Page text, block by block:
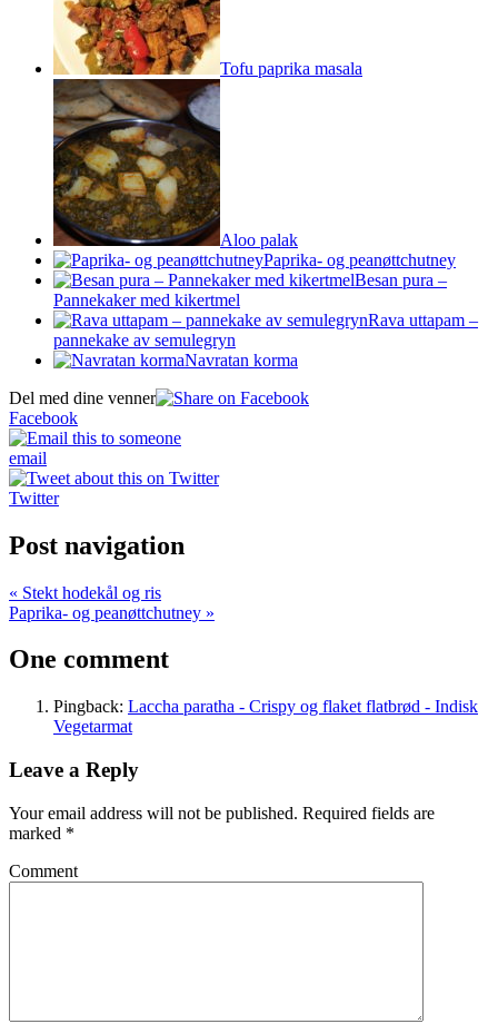
Tofu paprika masala
Aloo palak
Paprika- og peanøttchutney
Besan pura –
Pannekaker med kikertmel
Rava uttapam –
pannekake av semulegryn
Navratan korma
Del med dine venner
Facebook
email
Twitter
Post navigation
« Stekt hodekål og ris
Paprika- og peanøttchutney »
One comment
Pingback: Laccha paratha - Crispy og flaket flatbrød - Indisk
Vegetarmat
Leave a Reply
Your email address will not be published. Required fields are
marked *
Comment